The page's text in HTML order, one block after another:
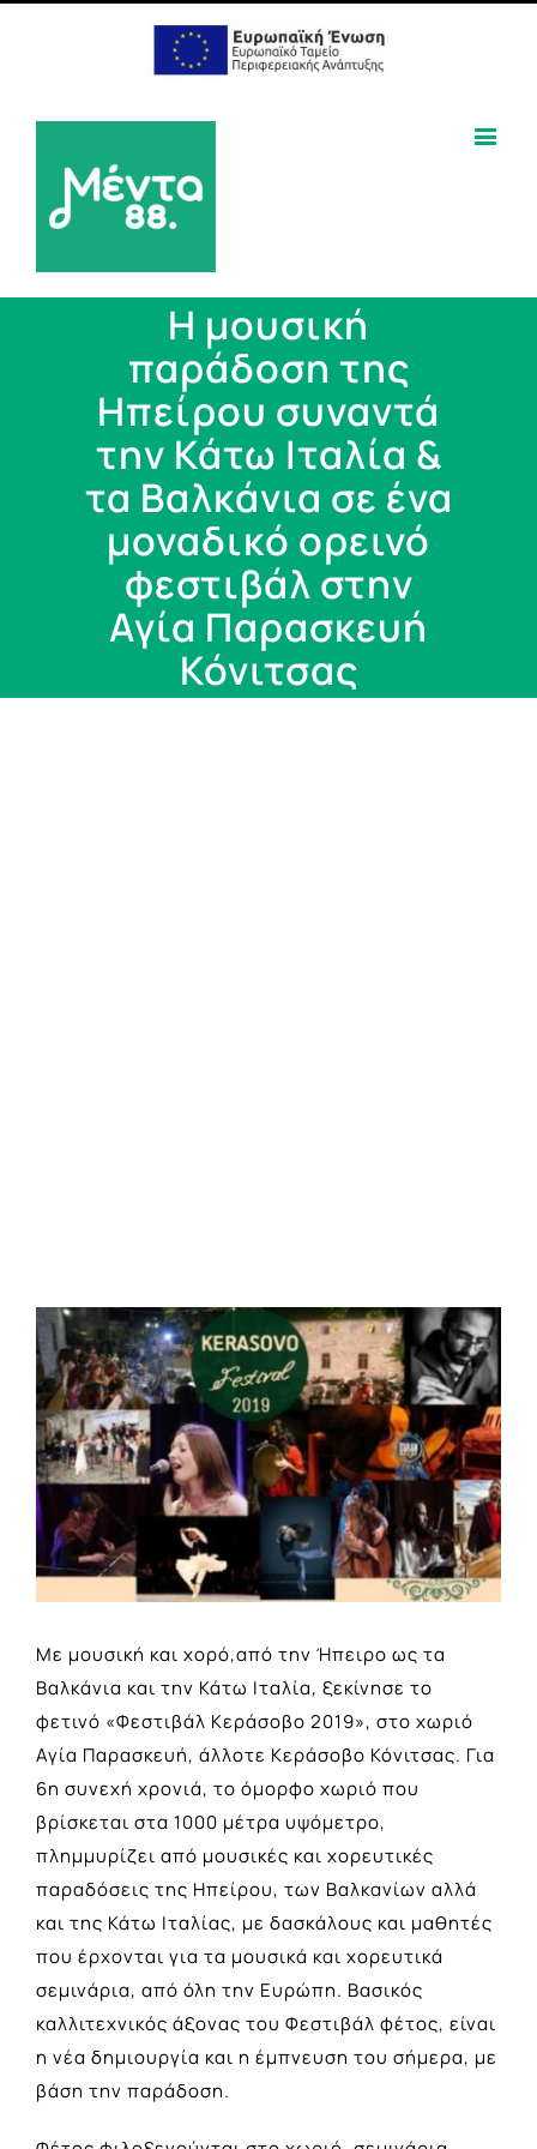
Η μουσική
παράδοση της
Ηπείρου συναντά
την Κάτω Ιταλία &
τα Βαλκάνια σε ένα
μοναδικό ορεινό
φεστιβάλ στην
Αγία Παρασκευή
Κόνιτσας
View
Larger
Image
Mε μουσική και χορό,από την Ήπειρο ως τα
Βαλκάνια και την Κάτω Ιταλία, ξεκίνησε το
φετινό «Φεστιβάλ Κεράσοβο 2019», στο χωριό
Αγία Παρασκευή, άλλοτε Κεράσοβο Κόνιτσας. Για
6η συνεχή χρονιά, το όμορφο χωριό που
βρίσκεται στα 1000 μέτρα υψόμετρο,
πλημμυρίζει από μουσικές και χορευτικές
παραδόσεις της Ηπείρου, των Βαλκανίων αλλά
και της Κάτω Ιταλίας, με δασκάλους και μαθητές
που έρχονται για τα μουσικά και χορευτικά
σεμινάρια, από όλη την Ευρώπη. Βασικός
καλλιτεχνικός άξονας του Φεστιβάλ φέτος, είναι
η νέα δημιουργία και η έμπνευση του σήμερα, με
βάση την παράδοση.